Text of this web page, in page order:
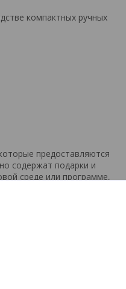
компактных ручных
предоставляются
содержат подарки и
среде или программе,
положительное